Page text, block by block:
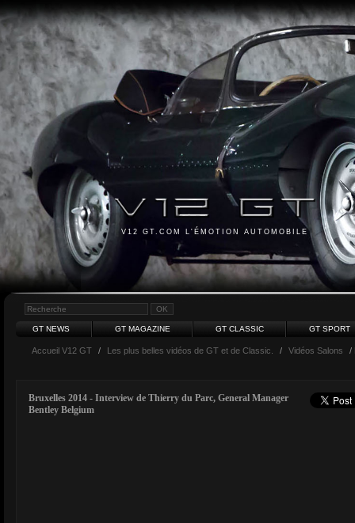
V12 GT.COM L'ÉMOTION AUTOMOBILE
GT NEWS GT MAGAZINE GT CLASSIC GT SPORT
Accueil V12 GT / Les plus belles vidéos de GT et de Classic. / Vidéos Salons /
Bruxelles 2014 - Interview de Thierry du Parc, General Manager
Bentley Belgium